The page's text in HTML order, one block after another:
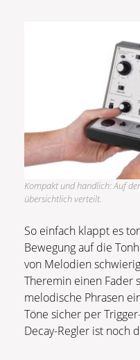
Kompakt und handlich: Auf
übersichtlich verteilt.
So einfach klappt es
Bewegung auf die
von Melodien
Theremin einen Fader
melodische Phrasen
Töne sicher per
Decay-Regler ist noch